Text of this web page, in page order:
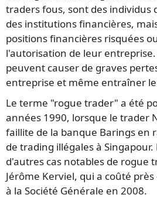
traders fous, sont des individus
des institutions financières,
positions financières risquées
l'autorisation de leur
peuvent causer de graves
entreprise et même entraîner
Le terme "rogue trader" a été
années 1990, lorsque le trader
faillite de la banque Barings en
de trading illégales à Singapour.
d'autres cas notables de rogue
Jérôme Kerviel, qui a coûté
à la Société Générale en 2008.